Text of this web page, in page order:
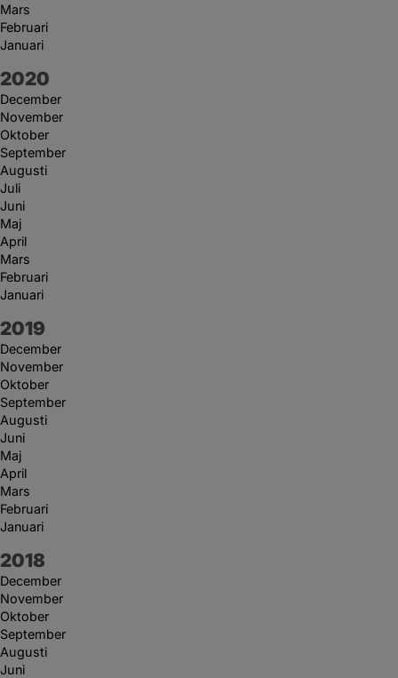
Mars
Februari
Januari
År:
2020
December
November
Oktober
September
Augusti
Juli
Juni
Maj
April
Mars
Februari
Januari
År:
2019
December
November
Oktober
September
Augusti
Juni
Maj
April
Mars
Februari
Januari
År:
2018
December
November
Oktober
September
Augusti
Juni